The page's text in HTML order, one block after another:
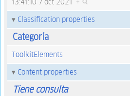
Classification properties
Categoría
ToolkitElements
Content properties
Tiene consulta